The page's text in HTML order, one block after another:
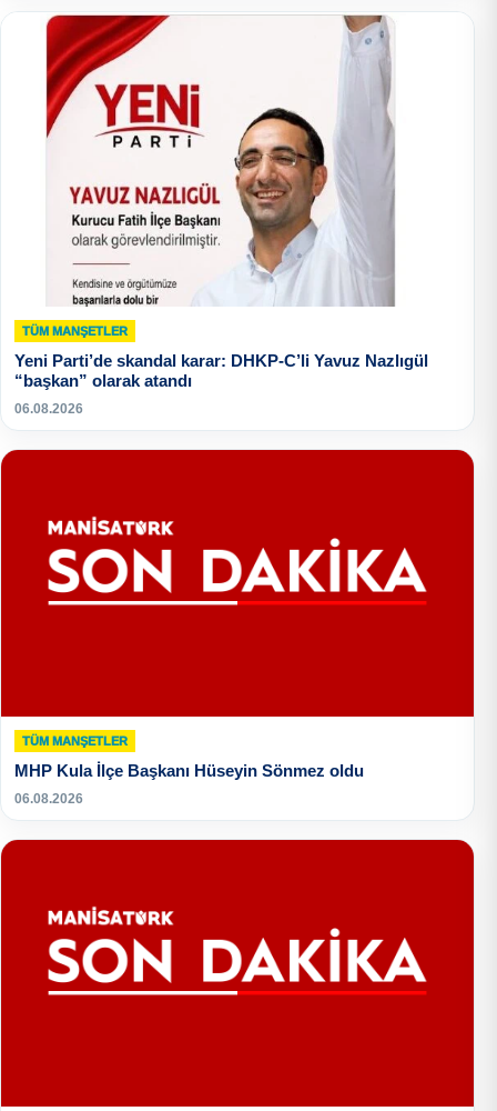
TÜM MANŞETLER
Yeni Parti’de skandal karar: DHKP-C’li Yavuz Nazlıgül
“başkan” olarak atandı
06.08.2026
TÜM MANŞETLER
MHP Kula İlçe Başkanı Hüseyin Sönmez oldu
06.08.2026